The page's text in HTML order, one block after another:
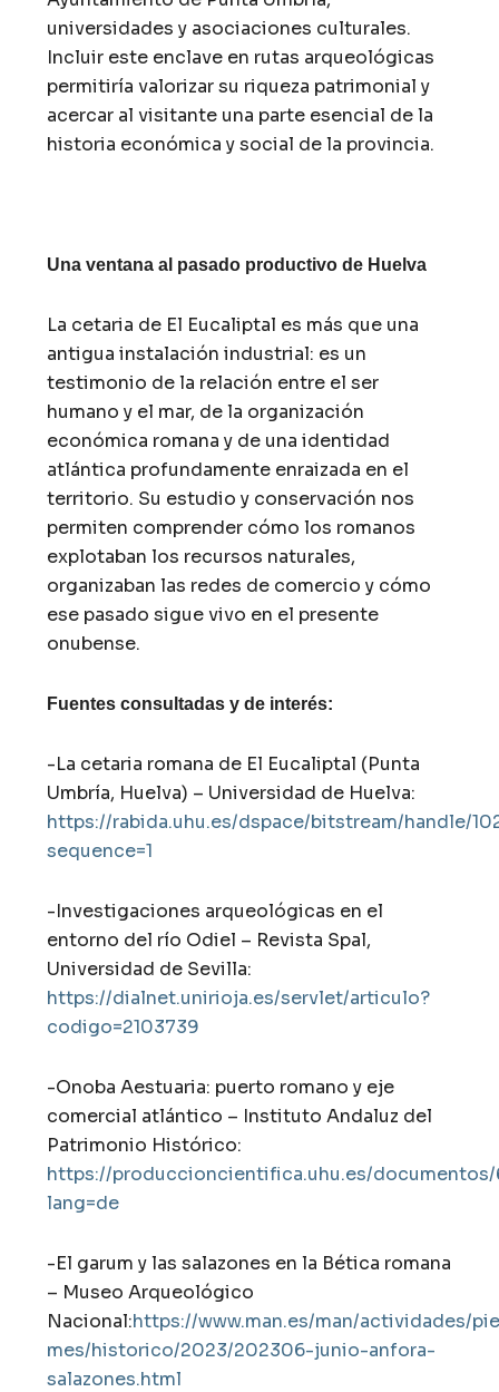
universidades y asociaciones culturales.
Incluir este enclave en rutas arqueológicas
permitiría valorizar su riqueza patrimonial y
acercar al visitante una parte esencial de la
historia económica y social de la provincia.
Una ventana al pasado productivo de Huelva
La cetaria de El Eucaliptal es más que una
antigua instalación industrial: es un
testimonio de la relación entre el ser
humano y el mar, de la organización
económica romana y de una identidad
atlántica profundamente enraizada en el
territorio. Su estudio y conservación nos
permiten comprender cómo los romanos
explotaban los recursos naturales,
organizaban las redes de comercio y cómo
ese pasado sigue vivo en el presente
onubense.
Fuentes consultadas y de interés:
-La cetaria romana de El Eucaliptal (Punta
Umbría, Huelva) – Universidad de Huelva:
https://rabida.uhu.es/dspace/bitstream/handle/
sequence=1
-Investigaciones arqueológicas en el
entorno del río Odiel – Revista Spal,
Universidad de Sevilla:
https://dialnet.unirioja.es/servlet/articulo?
codigo=2103739
-Onoba Aestuaria: puerto romano y eje
comercial atlántico – Instituto Andaluz del
Patrimonio Histórico:
https://produccioncientifica.uhu.es/
lang=de
-El garum y las salazones en la Bética romana
– Museo Arqueológico
Nacional:https://www.man.es/man/actividades/
mes/historico/2023/202306-junio-anfora-
salazones.html